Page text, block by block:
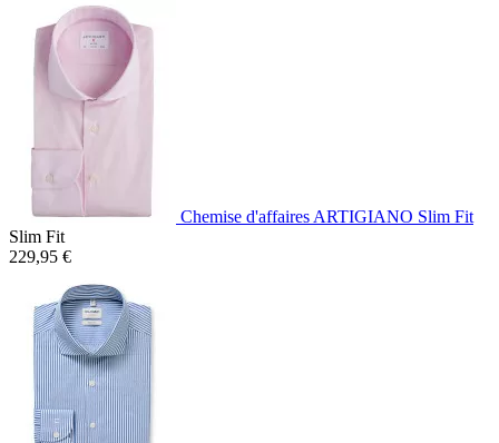
Chemise d'affaires ARTIGIANO Slim Fit
Slim Fit
229,95 €